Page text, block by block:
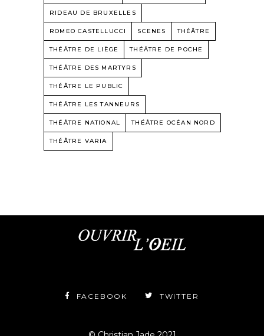
RIDEAU DE BRUXELLES
ROMEO CASTELLUCCI SCENES THÉÂTRE
THÉÂTRE DE LIÈGE THÉÂTRE DE POCHE
THÉÂTRE DES MARTYRS
THÉÂTRE LE PUBLIC
THÉÂTRE LES TANNEURS
THÉÂTRE NATIONAL THÉÂTRE OCÉAN NORD
THÉÂTRE VARIA
FACEBOOK TWITTER